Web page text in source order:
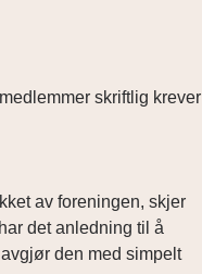
skriftlig krever
av foreningen, skjer
det anledning til å
den med simpelt